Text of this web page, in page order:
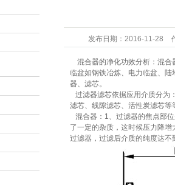
油罐附件
混合设备
星形给料
半自动过滤
采样器
发布日期： 2016-11-28
混合器的净化功效分析：混合
临盆如钢铁冶炼、电力临盆、
器、滤芯。
过滤器滤芯依据应用介质分为
滤芯、线隙滤芯、活性炭滤芯等
混合器：1、过滤器的焦点部
了一定的杂质，这时候压力降
过滤器，过滤后介质的纯度达不